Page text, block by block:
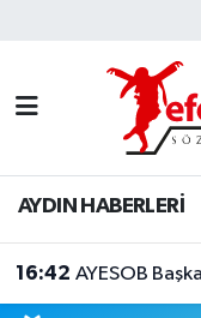
AYDIN HABERLERİ
16:42 AYESOB
Nöbetçi
Hava Durumu
Aydin Namaz
Trafik Durumu